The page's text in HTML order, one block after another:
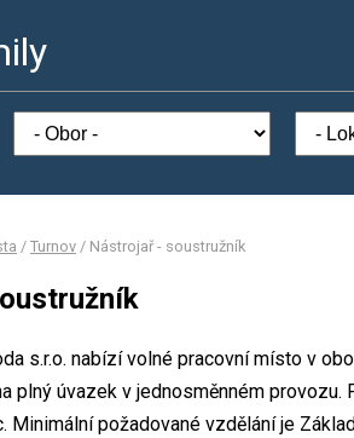
/ Turnov / Nástrojař - soustružník
s.r.o. nabízí volné pracovní místo v
plný úvazek v jednosměnném
Minimální požadované vzdělání je